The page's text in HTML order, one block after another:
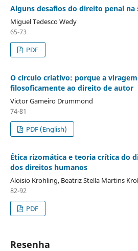
Alguns desafios do direito penal na
Miguel Tedesco Wedy
65-73
PDF
O círculo criativo: porque a
filosoficamente ao direito de autor
Victor Gameiro Drummond
74-81
PDF (English)
Ética rizomática e teoria crítica do
dos direitos humanos
Aloisio Krohling, Beatriz Stella Martins
82-92
PDF
Resenha